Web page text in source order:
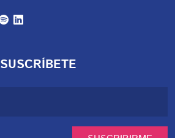
SUSCRÍBETE